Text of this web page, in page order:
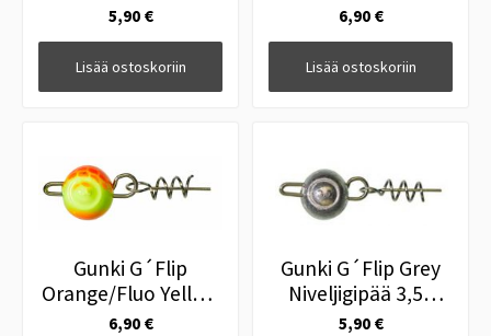
Niveljigipää 14g
5,90 €
Lisää ostoskoriin
Niveljigipää 21g
6,90 €
Lisää ostoskoriin
Gunki G´Flip
Orange/Fluo Yellow
Niveljigipää 28g
6,90 €
Gunki G´Flip Grey
Niveljigipää 3,5g
3kpl
5,90 €